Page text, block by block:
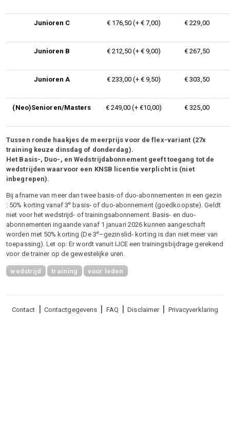
Junioren C € 176,50 (+ € 7,00) € 229,00
Junioren B € 212,50 (+ € 9,00) € 267,50
Junioren A € 233,00 (+ € 9,50) € 303,50
(Neo)Senioren/Masters € 249,00 (+ €10,00) € 325,00
Tussen ronde haakjes de meerprijs voor de flex-variant (27x
training keuze dinsdag of donderdag).
Het Basis-, Duo-, en Wedstrijdabonnement geeft toegang tot de
wedstrijden waarvoor een KNSB licentie verplicht is (niet
inbegrepen).
Bij afname van meer dan twee basis-of duo-abonnementen in een gezin
: 50% korting vanaf 3e basis- of duo-abonnement (goedkoopste). Geldt
niet voor het wedstrijd- of trainingsabonnement. Basis- en duo-
abonnementen ingaande vanaf 1 januari 2026 kunnen aangeschaft
worden met 50% korting (De 3e–gezinslid- korting is dan niet meer van
toepassing). Let op: Er wordt vanuit IJCE een trainingsbijdrage gerekend
voor de trainer op de gewestelijke uren.
wedstrijd training voor leden
Voet
Contact Contactgegevens FAQ Disclaimer Privacyverklaring